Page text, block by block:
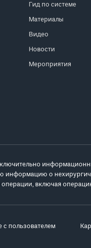
Гид по системе
Материалы
Видео
Новости
Мероприятия
о
включая
с пользователем